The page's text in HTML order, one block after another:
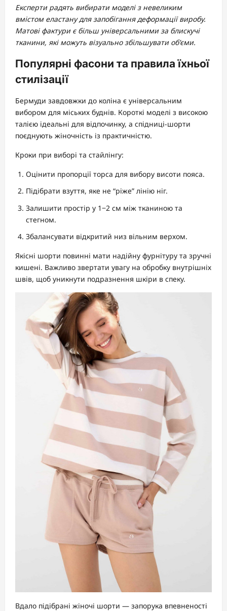
Експерти радять вибирати моделі з невеликим
вмістом еластану для запобігання деформації виробу.
Матові фактури є більш універсальними за блискучі
тканини, які можуть візуально збільшувати об’єми.
Популярні фасони та правила їхньої
стилізації
Бермуди завдовжки до коліна є універсальним
вибором для міських буднів. Короткі моделі з високою
талією ідеальні для відпочинку, а спідниці-шорти
поєднують жіночність із практичністю.
Кроки при виборі та стайлінгу:
Оцінити пропорції торса для вибору висоти пояса.
Підібрати взуття, яке не “ріже” лінію ніг.
Залишити простір у 1‒2 см між тканиною та
стегном.
Збалансувати відкритий низ вільним верхом.
Якісні шорти повинні мати надійну фурнітуру та зручні
кишені. Важливо звертати увагу на обробку внутрішніх
швів, щоб уникнути подразнення шкіри в спеку.
Вдало підібрані жіночі шорти — запорука впевненості